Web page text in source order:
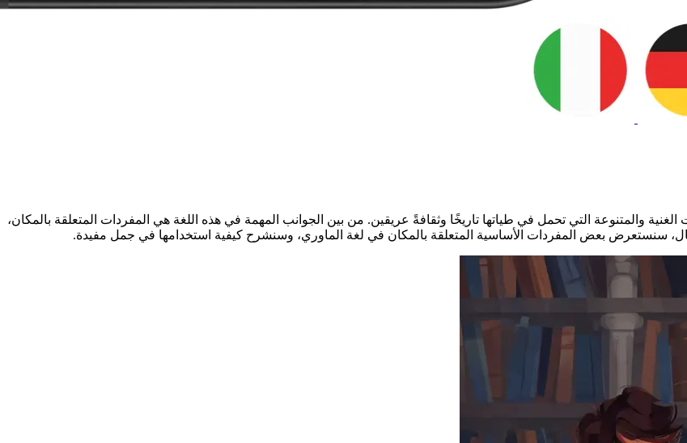
الغنية والمتنوعة التي تحمل في طياتها تاريخًا وثقافةً عريقين. من بين الجوانب المهمة في هذه اللغة هي المفردات المتعلقة بالمكان،
سنستعرض بعض المفردات الأساسية المتعلقة بالمكان في لغة الماوري، وسنشرح كيفية استخدامها في جمل مفيدة.